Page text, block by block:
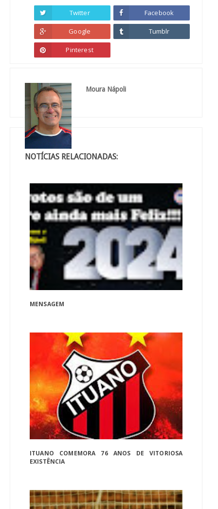
Twitter Facebook
Google Tumblr
Pinterest
Moura Nápoli
NOTÍCIAS RELACIONADAS:
MENSAGEM
ITUANO COMEMORA 76 ANOS DE VITORIOSA
EXISTÊNCIA